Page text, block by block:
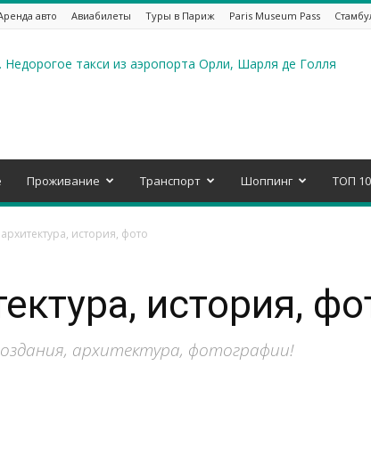
авто Авиабилеты Туры в Париж Paris Museum Pass
Проживание Транспорт Шоппинг ТОП 10
история, фото
история,
архитектура, фотографии!